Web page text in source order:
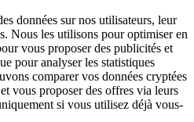
données sur nos utilisateurs, leur
Nous les utilisons pour optimiser en
vous proposer des publicités et
pour analyser les statistiques
comparer vos données cryptées
vous proposer des offres via leurs
si vous utilisez déjà vous-